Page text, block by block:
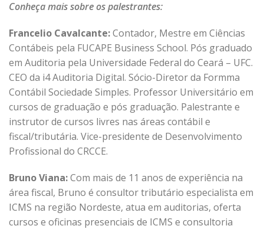
Conheça mais sobre os palestrantes:
Francelio Cavalcante:Contador, Mestre em Ciências
Contábeis pela FUCAPE Business School. Pós graduado
em Auditoria pela Universidade Federal do Ceará – UFC.
CEO da i4 Auditoria Digital. Sócio-Diretor da Formma
Contábil Sociedade Simples. Professor Universitário em
cursos de graduação e pós graduação. Palestrante e
instrutor de cursos livres nas áreas contábil e
fiscal/tributária. Vice-presidente de Desenvolvimento
Profissional do CRCCE.
Bruno Viana:Com mais de 11 anos de experiência na
área fiscal, Bruno é consultor tributário especialista em
ICMS na região Nordeste, atua em auditorias, oferta
cursos e oficinas presenciais de ICMS e consultoria